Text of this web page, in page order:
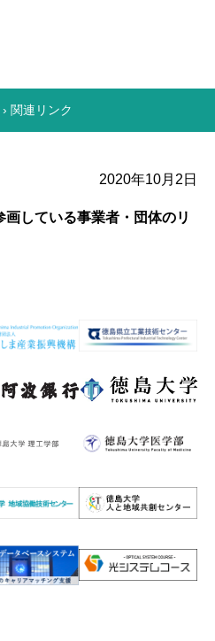
› 関連リンク
2020年10月2日
している事業者・団体のリ